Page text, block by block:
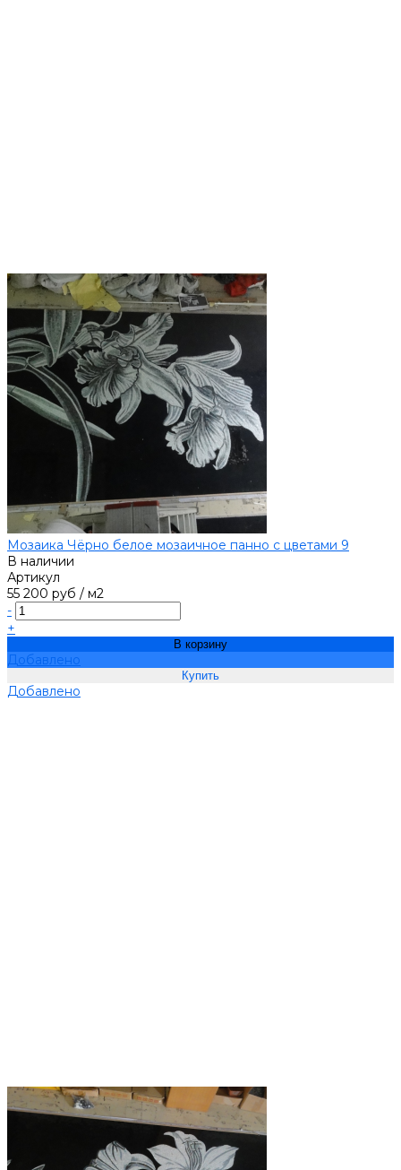
Мозаика Чёрно белое мозаичное панно с цветами 9
В наличии
Артикул
55 200 руб / м2
-
+
В корзину
Добавлено
Добавлено